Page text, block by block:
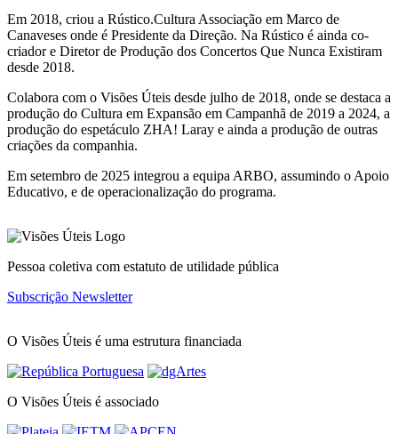
Em 2018, criou a Rústico.Cultura Associação em Marco de
Canaveses onde é Presidente da Direção. Na Rústico é ainda co-
criador e Diretor de Produção dos Concertos Que Nunca Existiram
desde 2018.
Colabora com o Visões Úteis desde julho de 2018, onde se destaca a
produção do Cultura em Expansão em Campanhã de 2019 a 2024, a
produção do espetáculo ZHA! Laray e ainda a produção de outras
criações da companhia.
Em setembro de 2025 integrou a equipa ARBO, assumindo o Apoio
Educativo, e de operacionalização do programa.
Pessoa coletiva com estatuto de utilidade pública
Subscrição Newsletter
O Visões Úteis é uma estrutura financiada
O Visões Úteis é associado